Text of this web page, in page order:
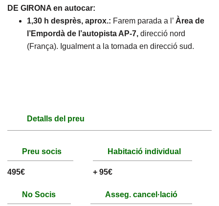
DE GIRONA en autocar:
1,30 h desprès, aprox.: Farem parada a l’ Àrea de
l’Empordà de l’autopista AP-7, direcció nord
(França). Igualment a la tornada en direcció sud.
Detalls del preu
Preu socis
495€
Habitació individual
+ 95€
No Socis Asseg. cancel·lació